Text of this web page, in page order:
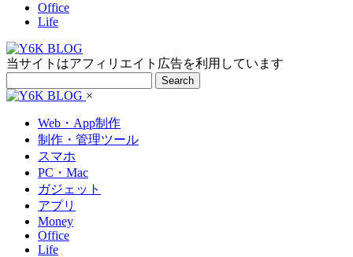
Office
Life
当サイトはアフィリエイト広告を利用しています
Search
×
Web・App制作
制作・管理ツール
スマホ
PC・Mac
ガジェット
アプリ
Money
Office
Life